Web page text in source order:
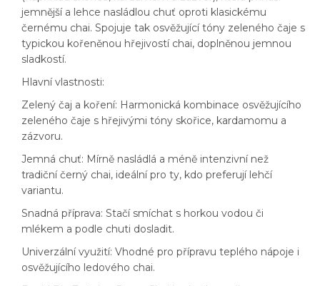
jemnější a lehce nasládlou chuť oproti klasickému
černému chai. Spojuje tak osvěžující tóny zeleného čaje s
typickou kořeněnou hřejivostí chai, doplněnou jemnou
sladkostí.
Hlavní vlastnosti:
Zelený čaj a koření: Harmonická kombinace osvěžujícího
zeleného čaje s hřejivými tóny skořice, kardamomu a
zázvoru.
Jemná chuť: Mírně nasládlá a méně intenzivní než
tradiční černý chai, ideální pro ty, kdo preferují lehčí
variantu.
Snadná příprava: Stačí smíchat s horkou vodou či
mlékem a podle chuti dosladit.
Univerzální využití: Vhodné pro přípravu teplého nápoje i
osvěžujícího ledového chai.